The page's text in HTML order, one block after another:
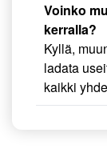
Voinko
kerralla?
Kyllä,
ladata
kaikki